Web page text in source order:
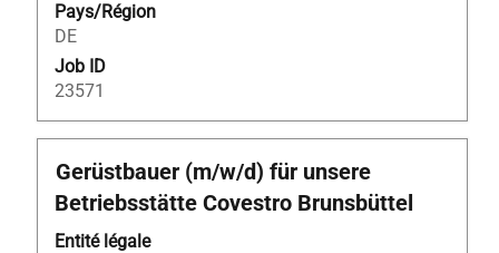
Pays/Région
DE
Job ID
23571
d’emploi.
Titre
Gerüstbauer (m/w/d) für unsere
Betriebsstätte Covestro Brunsbüttel
Entité légale
Sélectionnez
avec
la
barre